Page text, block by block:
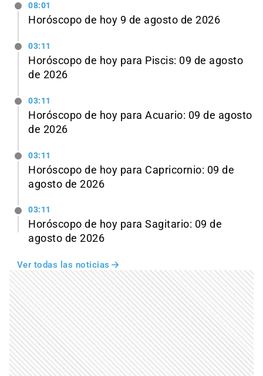
08:01
Horóscopo de hoy 9 de agosto de 2026
03:11
Horóscopo de hoy para Piscis: 09 de agosto
de 2026
03:11
Horóscopo de hoy para Acuario: 09 de agosto
de 2026
03:11
Horóscopo de hoy para Capricornio: 09 de
agosto de 2026
03:11
Horóscopo de hoy para Sagitario: 09 de
agosto de 2026
Ver todas las noticias